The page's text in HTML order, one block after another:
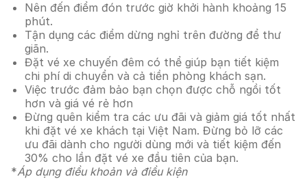
Nên đến điểm đón trước giờ khởi hành khoảng 15
phút.
Tận dụng các điểm dừng nghỉ trên đường để thư
giãn.
Đặt vé xe chuyến đêm có thể giúp bạn tiết kiệm
chi phí di chuyển và cả tiền phòng khách sạn.
Việc trước đảm bảo bạn chọn được chỗ ngồi tốt
hơn và giá vé rẻ hơn
Đừng quên kiểm tra các ưu đãi và giảm giá tốt nhất
khi đặt vé xe khách tại Việt Nam. Đừng bỏ lỡ các
ưu đãi dành cho người dùng mới và tiết kiệm đến
30% cho lần đặt vé xe đầu tiên của bạn.
*Áp dụng điều khoản và điều kiện